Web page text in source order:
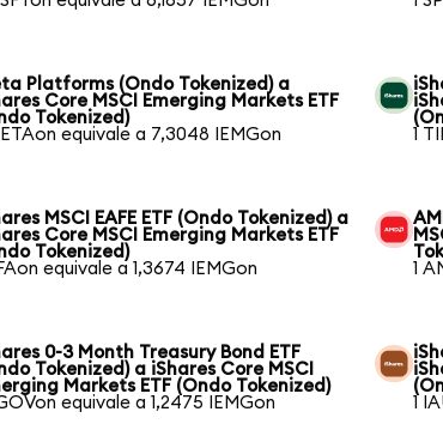
Platforms (Ondo Tokenized) a
Core MSCI Emerging Markets ETF
Tokenized)
equivale a 7,3048 IEMGon
1
MSCI EAFE ETF (Ondo Tokenized) a
Core MSCI Emerging Markets ETF
Tokenized)
equivale a 1,3674 IEMGon
1
0-3 Month Treasury Bond ETF
Tokenized) a iShares Core MSCI
Markets ETF (Ondo Tokenized)
equivale a 1,2475 IEMGon
1